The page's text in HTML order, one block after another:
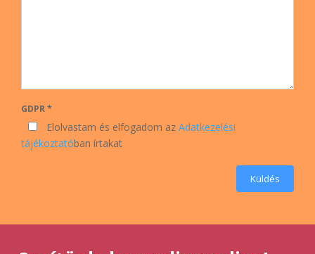
GDPR *
Elolvastam és elfogadom az Adatkezelési
tájékoztatóban írtakat
Küldés